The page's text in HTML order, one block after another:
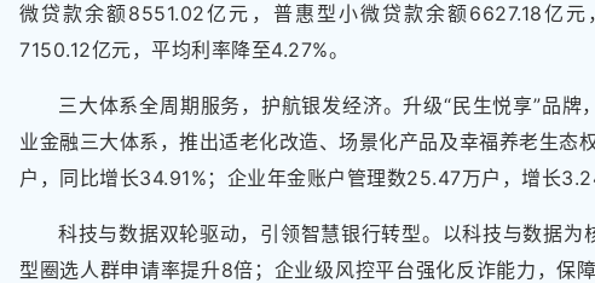
微贷款余额8551.02亿元，普惠型小微贷款余额6627.18亿
7150.12亿元，平均利率降至4.27%。
三大体系全周期服务，护航银发经济。升级“民生悦享”品
业金融三大体系，推出适老化改造、场景化产品及幸福养老生
户，同比增长34.91%；企业年金账户管理数25.47万户，增长
科技与数据双轮驱动，引领智慧银行转型。以科技与数据
型圈选人群申请率提升8倍；企业级风控平台强化反诈能力，保